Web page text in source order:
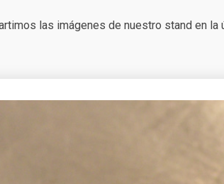
las imágenes de nuestro stand en